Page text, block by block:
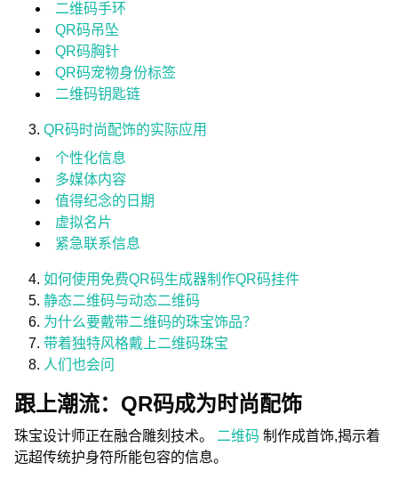
二维码手环
QR码吊坠
QR码胸针
QR码宠物身份标签
二维码钥匙链
QR码时尚配饰的实际应用
个性化信息
多媒体内容
值得纪念的日期
虚拟名片
紧急联系信息
如何使用免费QR码生成器制作QR码挂件
静态二维码与动态二维码
为什么要戴带二维码的珠宝饰品？
带着独特风格戴上二维码珠宝
人们也会问
跟上潮流：QR码成为时尚配饰
珠宝设计师正在融合雕刻技术。 二维码 制作成首饰,揭示着
远超传统护身符所能包容的信息。